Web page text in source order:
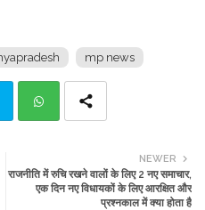
mp news
ats
NEWER
राजनीति में रुचि रखने वालों के लिए 2 नए समाचार,
एक दिन नए विधायकों के लिए आरक्षित और
प्रश्नकाल में क्या होता है